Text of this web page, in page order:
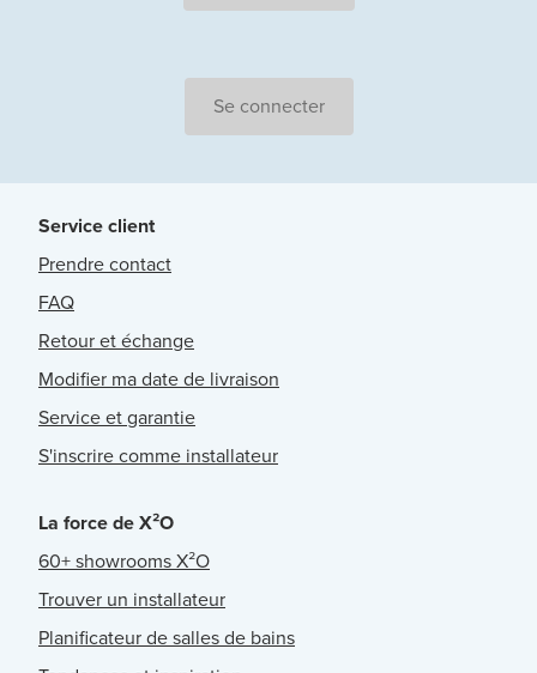
Se connecter
Service client
Prendre contact
FAQ
Retour et échange
Modifier ma date de livraison
Service et garantie
S'inscrire comme installateur
La force de X²O
60+ showrooms X²O
Trouver un installateur
Planificateur de salles de bains